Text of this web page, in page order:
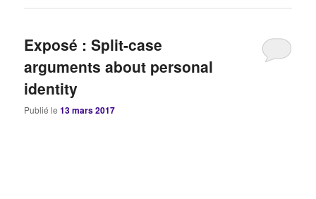
Exposé : Split-case
arguments about personal
identity
Publié le13 mars 2017